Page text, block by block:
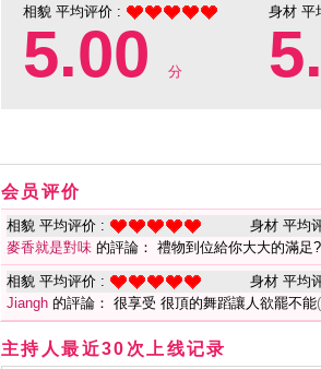
相貌 平均评价 :
5.00 分
身材 平
会员评价
相貌 平均评价 : 身材 平均
麥香就是對味 的評論： 禮物到位給你大大的滿足
相貌 平均评价 : 身材 平均
Jiangh 的評論： 很享受 很頂的舞蹈讓人欲罷不能
主持人最近30次上线记录